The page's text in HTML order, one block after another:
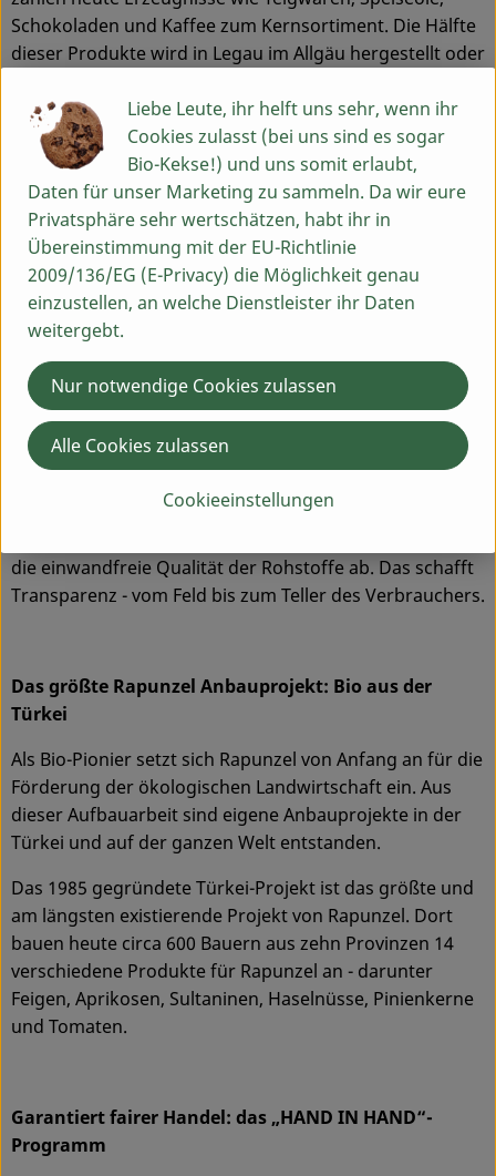
Schokoladen und Kaffee zum Kernsortiment. Die Hälfte
dieser Produkte wird in Legau im Allgäu hergestellt oder
Produkte in bester Bio-Qualität
Produktqualität steht bei Rapunzel an erster Stelle. Das
Qualitätssicherungs-Team nimmt daher eine
Schlüsselposition im Unternehmen ein. Die Kontrollen
der Rohstoffe beginnen bereits auf dem Feld. Bei
Wareneingang werden alle Rohstoffe und Produkte
beprobt. Zusätzlich werden sie durch anerkannte
externe Labors unabhängig analysiert.
Wie schon zu Beginn liegen Rapunzel auch heute die
persönlichen Kontakte zu den Lieferanten und
Besuche vor Ort, Beratung durch eigene Agrar-
die einwandfreie Qualität der Rohstoffe ab. Das schafft
Transparenz - vom Feld bis zum Teller des Verbrauchers.
Das größte Rapunzel Anbauprojekt: Bio aus der
Türkei
Als Bio-Pionier setzt sich Rapunzel von Anfang an für die
Förderung der ökologischen Landwirtschaft ein. Aus
dieser Aufbauarbeit sind eigene Anbauprojekte in der
Türkei und auf der ganzen Welt entstanden.
Das 1985 gegründete Türkei-Projekt ist das größte und
am längsten existierende Projekt von Rapunzel. Dort
bauen heute circa 600 Bauern aus zehn Provinzen 14
verschiedene Produkte für Rapunzel an - darunter
Feigen, Aprikosen, Sultaninen, Haselnüsse, Pinienkerne
und Tomaten.
Garantiert fairer Handel: das „HAND IN HAND“-
Programm
Liebe Leute, ihr helft uns sehr, wenn ihr
Cookies zulasst (bei uns sind es sogar
Bio-Kekse!) und uns somit erlaubt,
Daten für unser Marketing zu sammeln. Da wir eure
Privatsphäre sehr wertschätzen, habt ihr in
Übereinstimmung mit der EU-Richtlinie
2009/136/EG (E-Privacy) die Möglichkeit genau
einzustellen, an welche Dienstleister ihr Daten
weitergebt.
Cookieeinstellungen
Nur notwendige Cookies zulassen
Alle Cookies zulassen